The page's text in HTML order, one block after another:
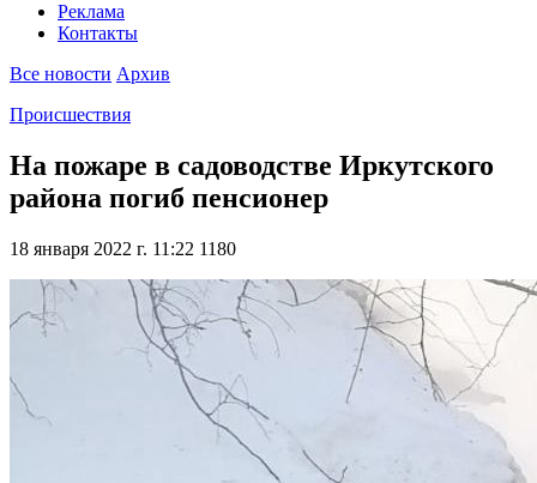
Реклама
Контакты
Все новости Архив
Происшествия
На пожаре в садоводстве Иркутского
района погиб пенсионер
18 января 2022 г. 11:22 1180